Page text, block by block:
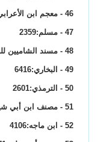
46 - معجم ابن الأعرابي:893
47 - مسلم:2359
48 - مسند الشاميين للطبراني:462
49 - البخاري:6416
50 - الترمذي:2601
51 - مصنف ابن أبي شيبه:34651من كلام الزبير بن العوام
52 - ابن ماجه:4106